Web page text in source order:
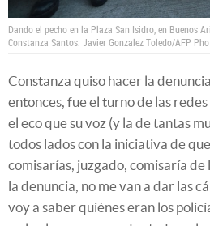
Dando el pecho en la Plaza San Isidro, en Buenos
Constanza Santos. Javier Gonzalez Toledo/AFP
Constanza quiso hacer la
entonces, fue el turno de las
el eco que su voz (y la de tantas
todos lados con la iniciativa de
comisarías, juzgado, comisaría de
la denuncia, no me van a dar las
voy a saber quiénes eran los